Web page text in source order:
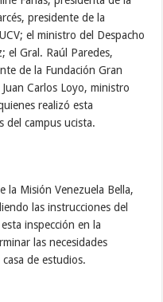
presidente de la
el ministro del Despacho
el Gral. Raúl Paredes,
de la Fundación Gran
Carlos Loyo, ministro
realizó esta
del campus ucista.
la Misión Venezuela Bella,
las instrucciones del
inspección en la
las necesidades
de estudios.